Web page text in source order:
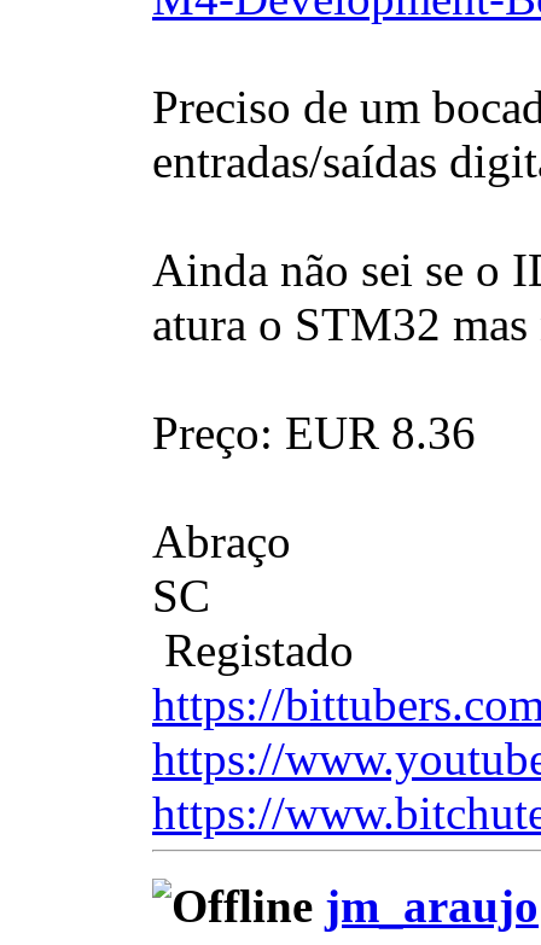
Preciso de um
entradas/saídas
Ainda não sei se o
atura o STM32
Preço: EUR 8.36
Abraço
SC
Registado
https://
https://
https://
jm_araujo